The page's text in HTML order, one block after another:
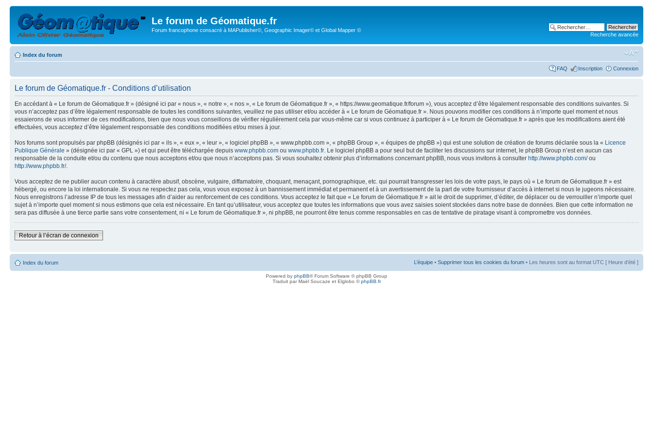
Le forum de Géomatique.fr
Forum francophone consacré à MAPublisher©, Geographic Imager© et Global Mapper ©
Recherche avancée
Index du forum
FAQ Inscription Connexion
Le forum de Géomatique.fr - Conditions d’utilisation
En accédant à « Le forum de Géomatique.fr » (désigné ici par « nous », « notre », « nos », « Le forum de Géomatique.fr », « https://www.geomatique.fr/forum »), vous acceptez d’être légalement responsable des conditions suivantes. Si
vous n’acceptez pas d’être légalement responsable de toutes les conditions suivantes, veuillez ne pas utiliser et/ou accéder à « Le forum de Géomatique.fr ». Nous pouvons modifier ces conditions à n’importe quel moment et nous
essaierons de vous informer de ces modifications, bien que nous vous conseillons de vérifier régulièrement cela par vous-même car si vous continuez à participer à « Le forum de Géomatique.fr » après que les modifications aient été
effectuées, vous acceptez d’être légalement responsable des conditions modifiées et/ou mises à jour.
Nos forums sont propulsés par phpBB (désignés ici par « ils », « eux », « leur », « logiciel phpBB », « www.phpbb.com », « phpBB Group », « équipes de phpBB ») qui est une solution de création de forums déclarée sous la « Licence
Publique Générale » (désignée ici par « GPL ») et qui peut être téléchargée depuis www.phpbb.com ou www.phpbb.fr . Le logiciel phpBB a pour seul but de faciliter les discussions sur internet, le phpBB Group n’est en aucun cas
responsable de la conduite et/ou du contenu que nous acceptons et/ou que nous n’acceptons pas. Si vous souhaitez obtenir plus d’informations concernant phpBB, nous vous invitons à consulter http://www.phpbb.com/ou
http://www.phpbb.fr/.
Vous acceptez de ne publier aucun contenu à caractère abusif, obscène, vulgaire, diffamatoire, choquant, menaçant, pornographique, etc. qui pourrait transgresser les lois de votre pays, le pays où « Le forum de Géomatique.fr » est
hébergé, ou encore la loi internationale. Si vous ne respectez pas cela, vous vous exposez à un bannissement immédiat et permanent et à un avertissement de la part de votre fournisseur d’accès à internet si nous le jugeons nécessaire.
Nous enregistrons l’adresse IP de tous les messages afin d’aider au renforcement de ces conditions. Vous acceptez le fait que « Le forum de Géomatique.fr » ait le droit de supprimer, d’éditer, de déplacer ou de verrouiller n’importe quel
sujet à n’importe quel moment si nous estimons que cela est nécessaire. En tant qu’utilisateur, vous acceptez que toutes les informations que vous avez saisies soient stockées dans notre base de données. Bien que cette information ne
sera pas diffusée à une tierce partie sans votre consentement, ni « Le forum de Géomatique.fr », ni phpBB, ne pourront être tenus comme responsables en cas de tentative de piratage visant à compromettre vos données.
Retour à l’écran de connexion
Index du forum L’équipe • Supprimer tous les cookies du forum • Les heures sont au format UTC [ Heure d’été ]
Powered by phpBB® Forum Software © phpBB Group
Traduit par Maël Soucaze et Elglobo ©phpBB.fr